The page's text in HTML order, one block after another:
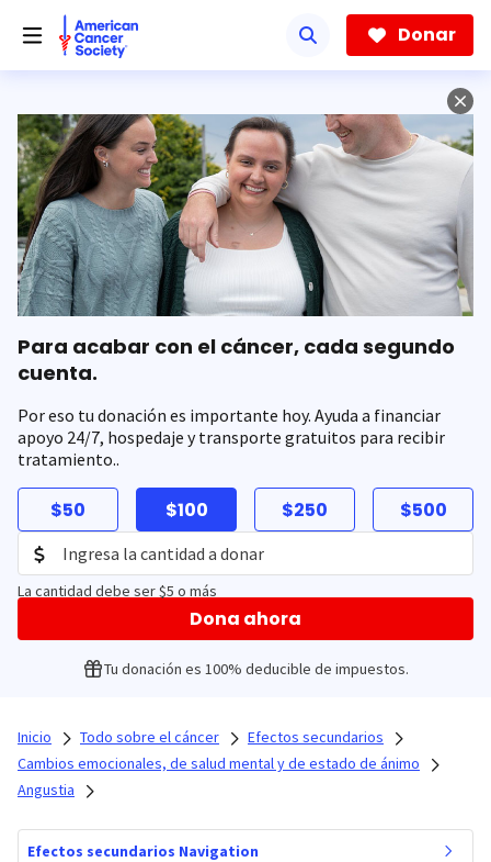
hacia
contenido
Donar
Para acabar con el cáncer, cada segundo
cuenta.
Por eso tu donación es importante hoy. Ayuda a financiar
apoyo 24/7, hospedaje y transporte gratuitos para recibir
tratamiento..
$50 $100 $250 $500
La cantidad debe ser $5 o más
Dona ahora
Tu donación es 100% deducible de impuestos.
Inicio Todo sobre el cáncer
Efectos secundarios
Cambios emocionales, de salud mental y de estado de ánimo
Angustia
Efectos secundarios Navigation